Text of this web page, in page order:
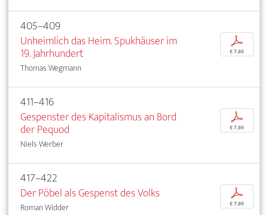
405–409
Unheimlich das Heim. Spukhäuser im
19. Jahrhundert
Thomas Wegmann
p
€ 7,95
411–416
Gespenster des Kapitalismus an Bord
der Pequod
Niels Werber
p
€ 7,95
417–422
Der Pöbel als Gespenst des Volks
Roman Widder
p
€ 7,95